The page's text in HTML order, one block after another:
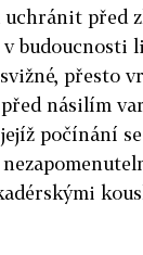
uchránit před
budoucnosti
přesto
násilím
počínání